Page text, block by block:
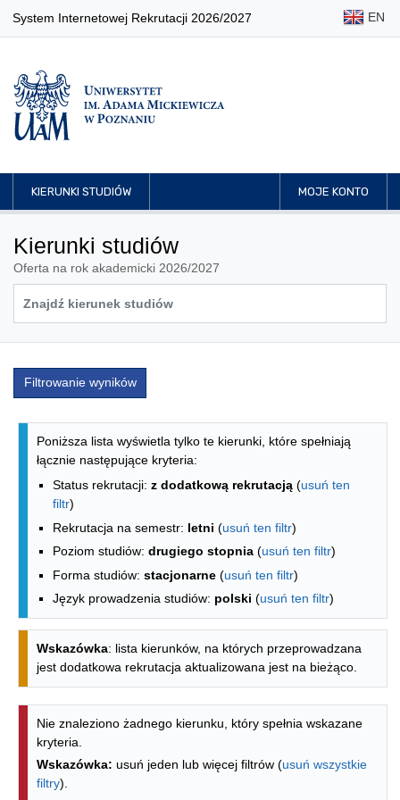
System Internetowej Rekrutacji 2026/2027 EN
KIERUNKI STUDIÓW MOJE KONTO
Kierunki studiów
Oferta na rok akademicki 2026/2027
Filtrowanie wyników
Lista kierunków - spis według
Poniższa lista wyświetla tylko te kierunki, które spełniają
łącznie następujące kryteria:
Status rekrutacji: z dodatkową rekrutacją (usuń ten
filtr)
Rekrutacja na semestr: letni (usuń ten filtr)
Poziom studiów: drugiego stopnia (usuń ten filtr)
Forma studiów: stacjonarne (usuń ten filtr)
Język prowadzenia studiów: polski (usuń ten filtr)
Wskazówka: lista kierunków, na których przeprowadzana
jest dodatkowa rekrutacja aktualizowana jest na bieżąco.
Nie znaleziono żadnego kierunku, który spełnia wskazane
kryteria.
Wskazówka: usuń jeden lub więcej filtrów (usuń wszystkie
filtry).